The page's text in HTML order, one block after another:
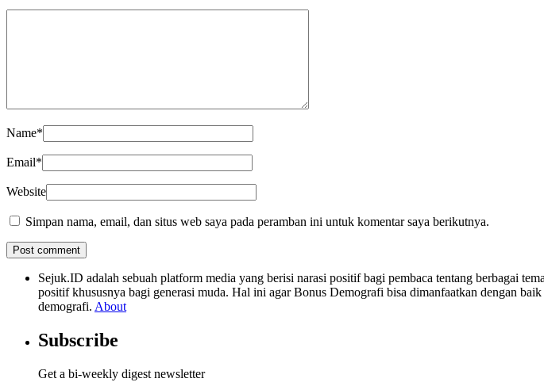
Name*
Email*
Website
Simpan nama, email, dan situs web saya pada peramban ini untuk komentar saya berikutnya.
Sejuk.ID adalah sebuah platform media yang berisi narasi positif bagi pembaca tentang berbagai
positif khususnya bagi generasi muda. Hal ini agar Bonus Demografi bisa dimanfaatkan dengan
demografi. About
Subscribe
Get a bi-weekly digest newsletter